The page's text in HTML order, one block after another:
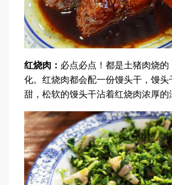
红烧肉： 必点必点！都是土猪肉烧的
化。红烧肉都会配一份馒头干，馒头
甜，松软的馒头干沾着红烧肉浓厚的